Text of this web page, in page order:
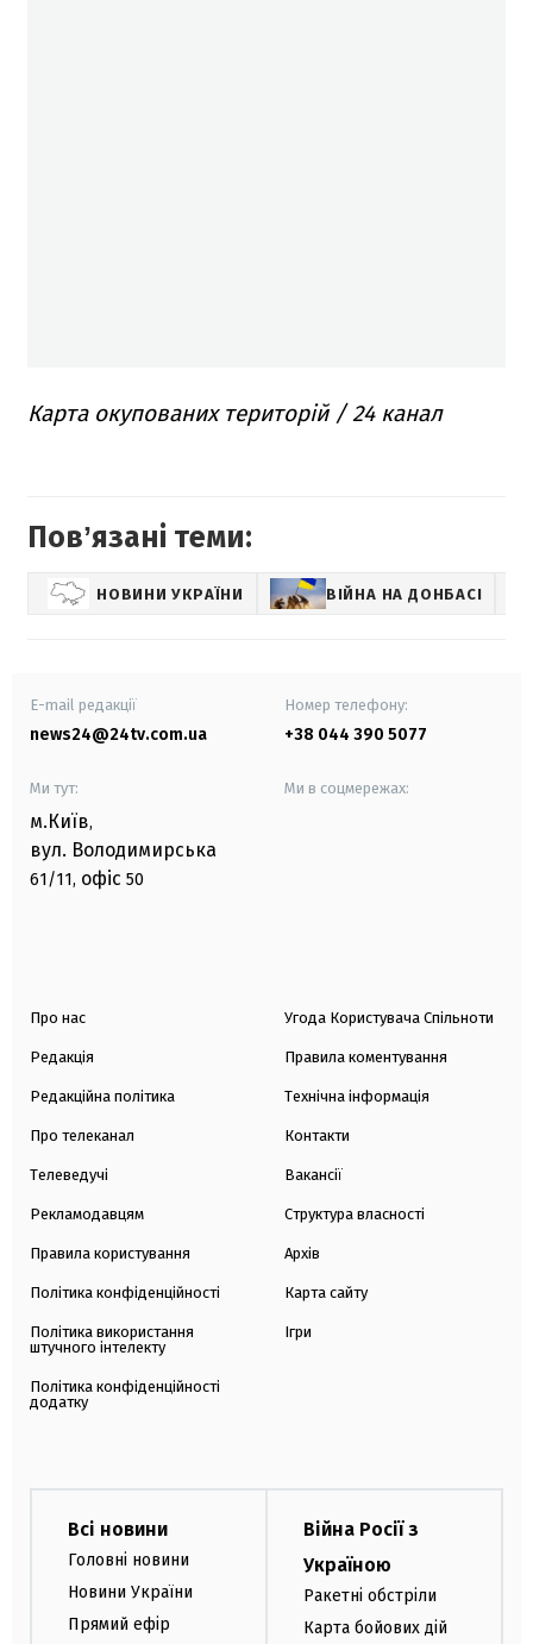
Карта окупованих територій / 24 канал
Повʼязані теми:
НОВИНИ УКРАЇНИ ВІЙНА НА ДОНБАСІ
E-mail редакції
news24@24tv.com.ua
Номер телефону:
+38 044 390 5077
Ми тут:
м.Київ,
вул. Володимирська
61/11, офіс 50
Ми в соцмережах:
Про нас
Редакція
Редакційна політика
Про телеканал
Телеведучі
Рекламодавцям
Правила користування
Політика конфіденційності
Політика використання
штучного інтелекту
Політика конфіденційності
додатку
Угода Користувача Спільноти
Правила коментування
Технічна інформація
Контакти
Вакансії
Структура власності
Архів
Карта сайту
Ігри
Всі новини
Головні новини
Новини України
Прямий ефір
Війна Росії з
Україною
Ракетні обстріли
Карта бойових дій